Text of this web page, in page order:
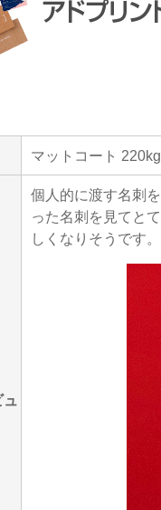
マットコート
個人的に渡す名刺
った名刺を見てと
しくなりそうです。